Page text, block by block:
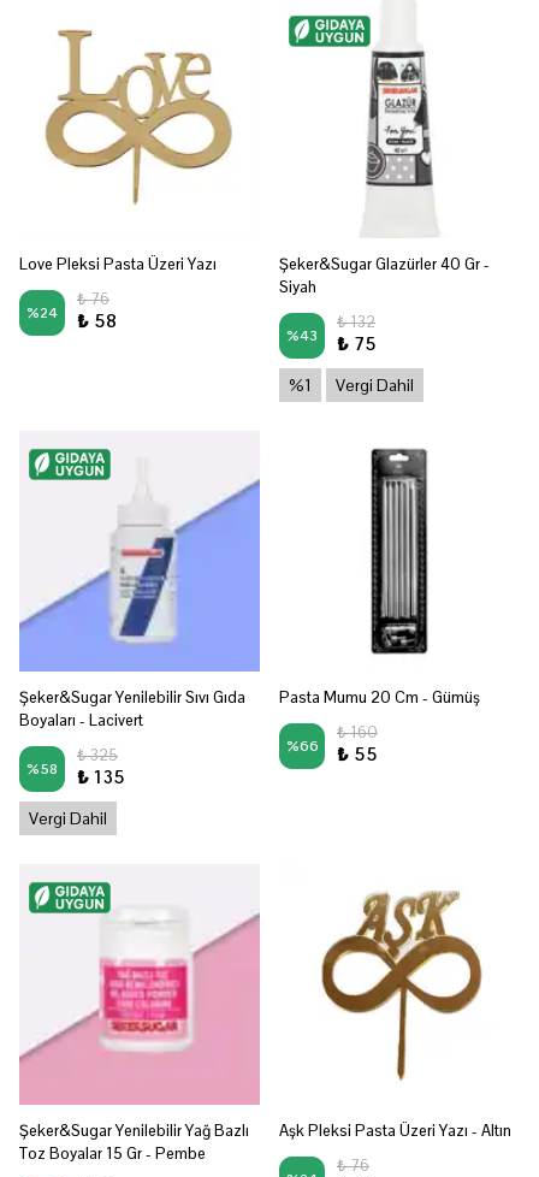
Love Pleksi Pasta Üzeri Yazı
%24
₺ 76
₺ 58
Şeker&Sugar Glazürler 40 Gr -
Siyah
%43
₺ 132
₺ 75
%1 Vergi Dahil
Şeker&Sugar Yenilebilir Sıvı Gıda
Boyaları - Lacivert
%58
₺ 325
₺ 135
Vergi Dahil
Pasta Mumu 20 Cm - Gümüş
%66
₺ 160
₺ 55
Şeker&Sugar Yenilebilir Yağ Bazlı
Toz Boyalar 15 Gr - Pembe
Aşk Pleksi Pasta Üzeri Yazı - Altın
₺ 76